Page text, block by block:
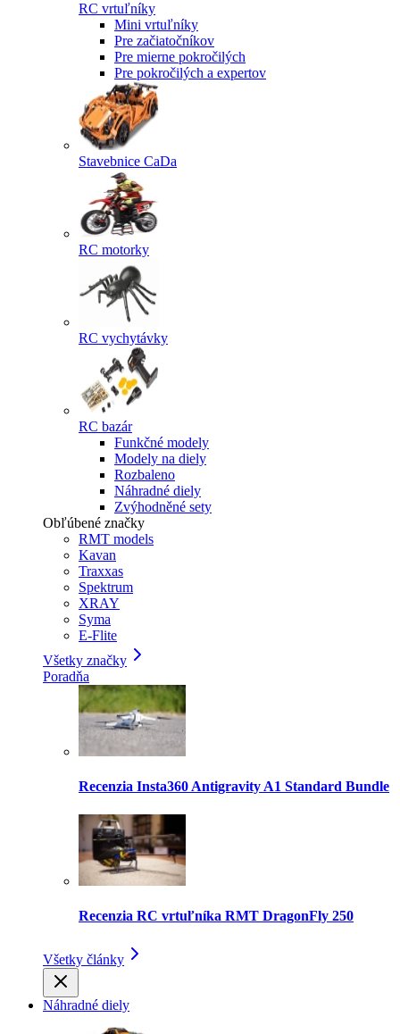
RC vrtuľníky
Mini vrtuľníky
Pre začiatočníkov
Pre mierne pokročilých
Pre pokročilých a expertov
Stavebnice CaDa
RC motorky
RC vychytávky
RC bazár
Funkčné modely
Modely na diely
Rozbaleno
Náhradné diely
Zvýhodněné sety
Obľúbené značky
RMT models
Kavan
Traxxas
Spektrum
XRAY
Syma
E-Flite
Všetky značky
Poradňa
Recenzia Insta360 Antigravity A1 Standard Bundle
Recenzia RC vrtuľníka RMT DragonFly 250
Všetky články
Náhradné diely